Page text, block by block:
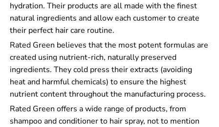
hydration. Their products are all made with the finest
natural ingredients and allow each customer to create
their perfect hair care routine.
Rated Green believes that the most potent formulas are
created using nutrient-rich, naturally preserved
ingredients. They cold press their extracts (avoiding
heat and harmful chemicals) to ensure the highest
nutrient content throughout the manufacturing process.
Rated Green offers a wide range of products, from
shampoo and conditioner to hair spray, not to mention